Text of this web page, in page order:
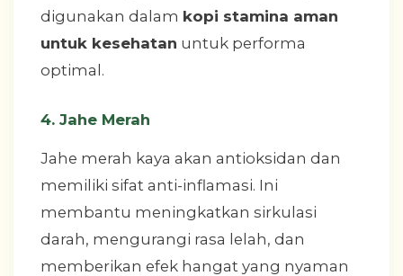
digunakan dalam kopi stamina aman
untuk kesehatan untuk performa
optimal.
4. Jahe Merah
Jahe merah kaya akan antioksidan dan
memiliki sifat anti-inflamasi. Ini
membantu meningkatkan sirkulasi
darah, mengurangi rasa lelah, dan
memberikan efek hangat yang nyaman